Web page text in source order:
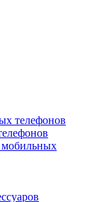
телефонов
мобильных